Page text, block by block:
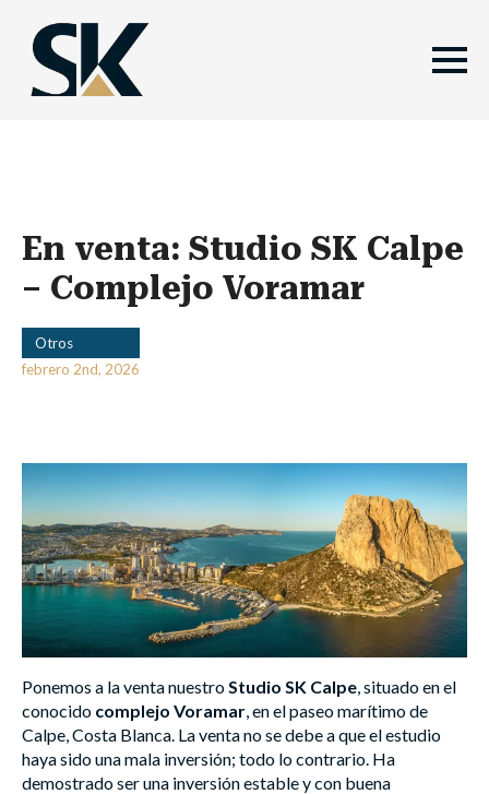
En venta: Studio SK Calpe
– Complejo Voramar
Otros
febrero 2nd, 2026
Ponemos a la venta nuestro Studio SK Calpe , situado en el
conocido complejo Voramar , en el paseo marítimo de
Calpe, Costa Blanca. La venta no se debe a que el estudio
haya sido una mala inversión; todo lo contrario. Ha
demostrado ser una inversión estable y con buena